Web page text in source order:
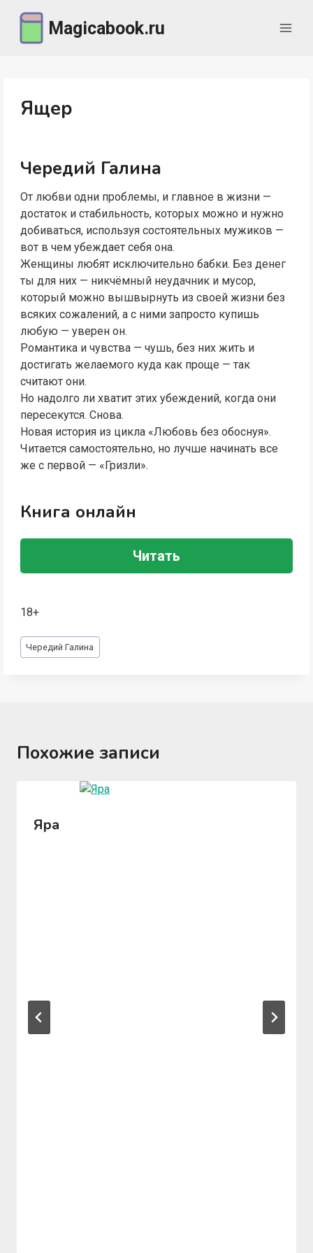
содержимому
Magicabook.ru
Ящер
Чередий Галина
От любви одни проблемы, и главное в жизни —
достаток и стабильность, которых можно и нужно
добиваться, используя состоятельных мужиков —
вот в чем убеждает себя она.
Женщины любят исключительно бабки. Без денег
ты для них — никчёмный неудачник и мусор,
который можно вышвырнуть из своей жизни без
всяких сожалений, а с ними запросто купишь
любую — уверен он.
Романтика и чувства — чушь, без них жить и
достигать желаемого куда как проще — так
считают они.
Но надолго ли хватит этих убеждений, когда они
пересекутся. Снова.
Новая история из цикла «Любовь без обоснуя».
Читается самостоятельно, но лучше начинать все
же с первой — «Гризли».
Книга онлайн
Читать
18+
Метки
записи:
Чередий Галина
Похожие записи
Яра